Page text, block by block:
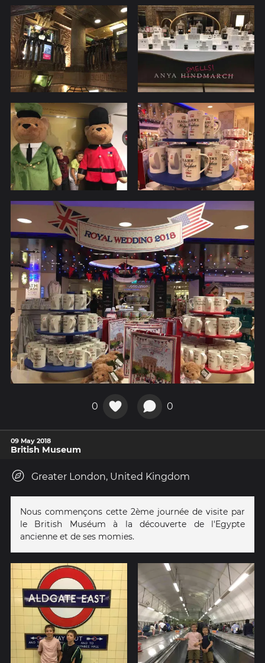
0 0
09 May 2018
British Museum
Greater London, United Kingdom
Nous commençons cette 2ème journée de visite par
le British Muséum à la découverte de l'Egypte
ancienne et de ses momies.